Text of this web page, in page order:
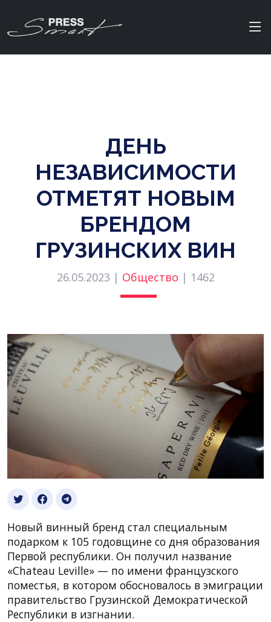
ДЕНЬ
НЕЗАВИСИМОСТИ
ОТМЕТЯТ НОВЫМ
БРЕНДОМ
ГРУЗИНСКИХ ВИН
26.05.2023 | Общество | 1462
Новый винный бренд стал специальным
подарком к 105 годовщине со дня образования
Первой республики. Он получил название
«Chateau Leville» — по имени французского
поместья, в котором обосновалось в эмиграции
правительство Грузинской Демократической
Республики в изгнании.